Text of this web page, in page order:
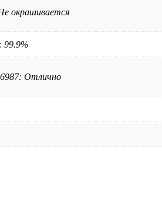
окрашивается
99.9%
Отлично